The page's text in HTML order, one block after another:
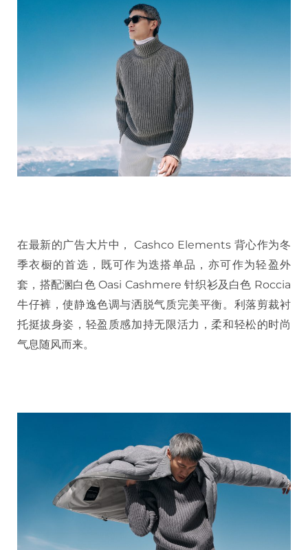
在最新的广告大片中， Cashco Elements 背心作为冬
季衣橱的首选，既可作为迭搭单品，亦可作为轻盈外
套，搭配溷白色 Oasi Cashmere 针织衫及白色 Roccia
牛仔裤，使静逸色调与洒脱气质完美平衡。利落剪裁衬
托挺拔身姿，轻盈质感加持无限活力，柔和轻松的时尚
气息随风而来。